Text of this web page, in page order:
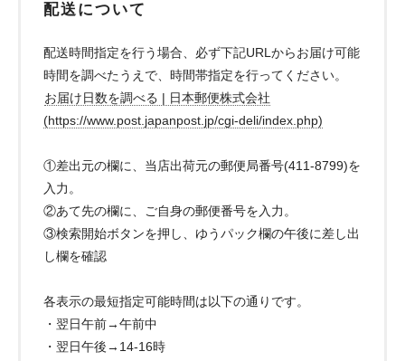
配送について
配送時間指定を行う場合、必ず下記URLからお届け可能
時間を調べたうえで、時間帯指定を行ってください。
お届け日数を調べる | 日本郵便株式会社
(https://www.post.japanpost.jp/cgi-deli/index.php)
①差出元の欄に、当店出荷元の郵便局番号(411-8799)を
入力。
②あて先の欄に、ご自身の郵便番号を入力。
③検索開始ボタンを押し、ゆうパック欄の午後に差し出
し欄を確認
各表示の最短指定可能時間は以下の通りです。
・翌日午前→午前中
・翌日午後→14-16時